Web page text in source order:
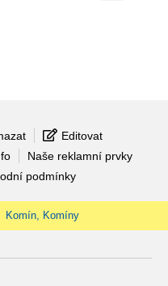
Editovat
Naše reklamní prvky
podmínky
Komín, Komíny